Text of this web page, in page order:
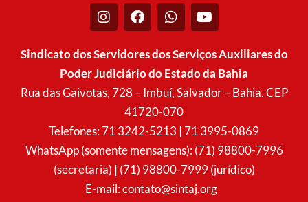
I
n
t
g
r
F
a
e
b
o
o
k
W
h
t
a
p
p
Y
o
t
u
b
e
Sindicato dos Servidores dos Serviços Auxiliares do
Poder Judiciário do Estado da Bahia
Rua das Gaivotas, 728 – Imbuí, Salvador – Bahia. CEP
41720-070
Telefones: 71 3242-5213 | 71 3995-0869
WhatsApp (somente mensagens): (71) 98800-7996
(secretaria) | (71) 98800-7999 (jurídico)
E-mail:contato@sintaj.org